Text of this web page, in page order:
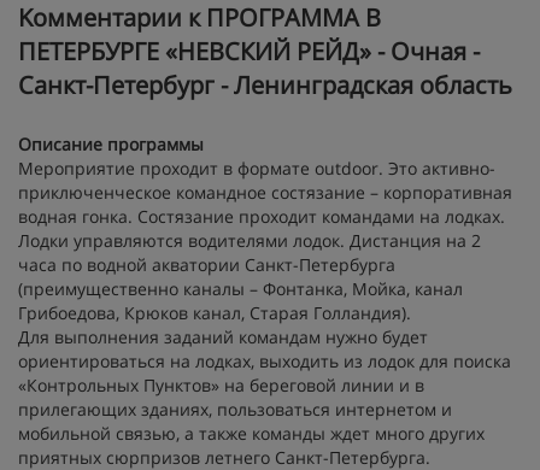
Kомментарии к ПРОГРАММА В
ПЕТЕРБУРГЕ «НЕВСКИЙ РЕЙД» - Очная -
Санкт-Петербург - Ленинградская область
Описание программы
Мероприятие проходит в формате outdoor. Это активно-
приключенческое командное состязание – корпоративная
водная гонка. Состязание проходит командами на лодках.
Лодки управляются водителями лодок. Дистанция на 2
часа по водной акватории Санкт-Петербурга
(преимущественно каналы – Фонтанка, Мойка, канал
Грибоедова, Крюков канал, Старая Голландия).
Для выполнения заданий командам нужно будет
ориентироваться на лодках, выходить из лодок для поиска
«Контрольных Пунктов» на береговой линии и в
прилегающих зданиях, пользоваться интернетом и
мобильной связью, а также команды ждет много других
приятных сюрпризов летнего Санкт-Петербурга.